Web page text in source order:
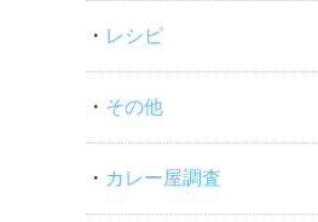
レシピ
その他
カレー屋調査